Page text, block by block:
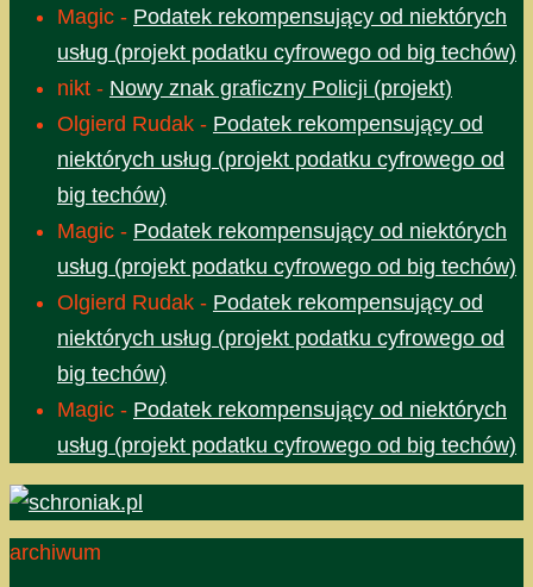
Magic - Podatek rekompensujący od niektórych
usług (projekt podatku cyfrowego od big techów)
nikt - Nowy znak graficzny Policji (projekt)
Olgierd Rudak - Podatek rekompensujący od
niektórych usług (projekt podatku cyfrowego od
big techów)
Magic - Podatek rekompensujący od niektórych
usług (projekt podatku cyfrowego od big techów)
Olgierd Rudak - Podatek rekompensujący od
niektórych usług (projekt podatku cyfrowego od
big techów)
Magic - Podatek rekompensujący od niektórych
usług (projekt podatku cyfrowego od big techów)
archiwum